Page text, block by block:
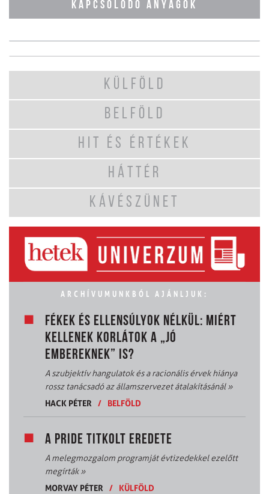
KAPCSOLÓDÓ ANYAGOK
KÜLFÖLD
BELFÖLD
HIT ÉS ÉRTÉKEK
HÁTTÉR
KÁVÉSZÜNET
ARCHÍVUMUNKBÓL AJÁNLJUK:
FÉKEK ÉS ELLENSÚLYOK NÉLKÜL: MIÉRT
KELLENEK KORLÁTOK A „JÓ
EMBEREKNEK” IS?
A szubjektív hangulatok és a racionális érvek hiánya
rossz tanácsadó az államszervezet átalakításánál»
HACK PÉTER
/ BELFÖLD
A PRIDE TITKOLT EREDETE
A melegmozgalom programját évtizedekkel ezelőtt
megírták»
MORVAY PÉTER
/ KÜLFÖLD